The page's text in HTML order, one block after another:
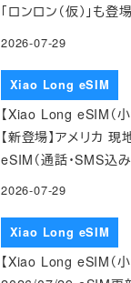
「ロンロン（仮）」も登場
2026-07-29
Xiao Long eSIM
【Xiao Long eSIM（
【新登場】アメリカ
eSIM（通話・SMS込
2026-07-29
Xiao Long eSIM
【Xiao Long eSIM（